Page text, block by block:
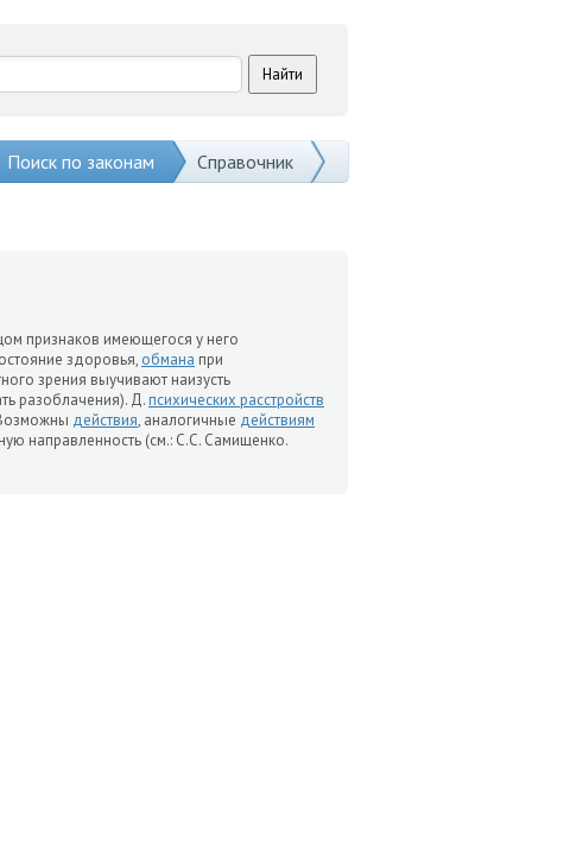
Поиск по законам Справочник
признаков имеющегося у него
здоровья, обмана при
зрения выучивают наизусть
разоблачения). Д.психических расстройств
действия, аналогичные действиям
направленность (см.: С.С. Самищенко.